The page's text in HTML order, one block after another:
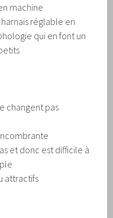
machine
réglable en
qui en font un
changent pas
et donc est difficile à
attractifs